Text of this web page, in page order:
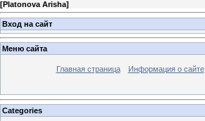
[Platonova Arisha]
Вход на сайт
Меню сайта
Главная страница Информация о сайте
Categories